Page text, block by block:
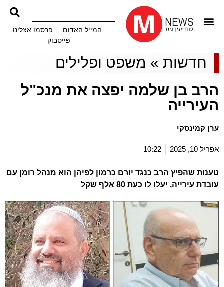
המייל האדום
פרסמו אצלינו
פייסבוק
חדשות» משפט ופלילים
הרב בן שלמה יפצה את מנכ"ל
העירייה
ערן קמינסקי
אפריל 10, 2025 10:22
טענות שהפיץ הרב כנגד יורם כרמון לפיהן הוא מנהל רומן עם
עובדת עירייה, יעלו לו כעת 80 אלף שקל